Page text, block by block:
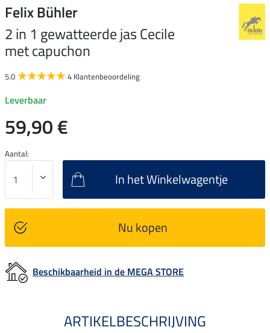
Felix Bühler
2 in 1 gewatteerde jas Cecile
met capuchon
5.0 4 Klantenbeoordeling
Leverbaar
59,90 €
Aantal:
In het Winkelwagentje
Nu kopen
Beschikbaarheid in de MEGA STORE
ARTIKELBESCHRIJVING